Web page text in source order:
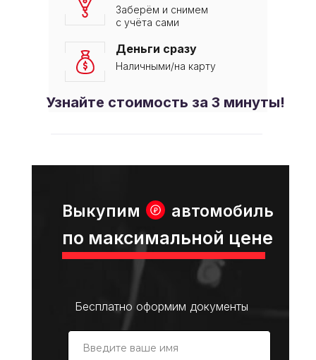
Деньги сразу
Заберём и снимем
с учёта сами
Наличными/на карту
Узнайте стоимость за 3 минуты!
Выкупим автомобиль
по максимальной цене
Бесплатно оформим документы